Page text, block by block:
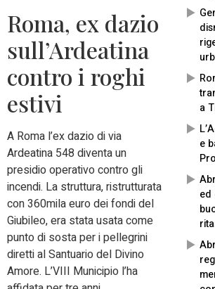
a
e
ed
Roma, ex dazio
sull’Ardeatina
contro i roghi
estivi
A Roma l’ex dazio di via
Ardeatina 548 diventa un
presidio operativo contro gli
incendi. La struttura, ristrutturata
con 360mila euro dei fondi del
Giubileo, era stata usata come
punto di sosta per i pellegrini
diretti al Santuario del Divino
Amore. L’VIII Municipio l’ha